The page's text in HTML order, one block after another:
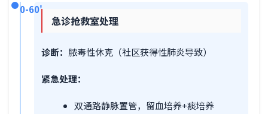
0-60'
急诊抢救室处理
诊断： 脓毒性休克（社区获得性肺炎导致）
紧急处理：
双通路静脉置管，留血培养+痰培养